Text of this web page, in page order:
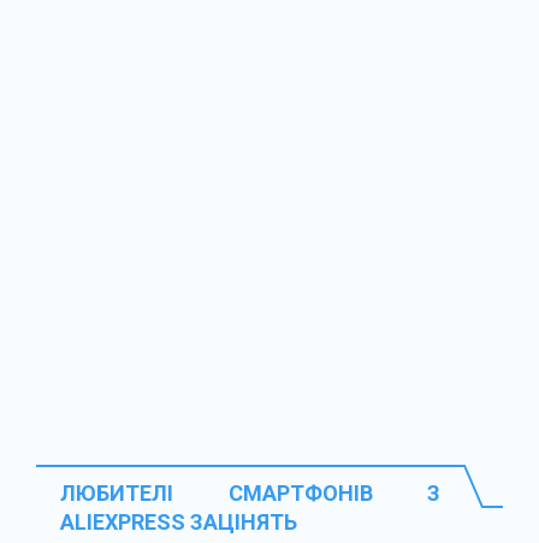
ЛЮБИТЕЛІ СМАРТФОНІВ З
ALIEXPRESS ЗАЦІНЯТЬ